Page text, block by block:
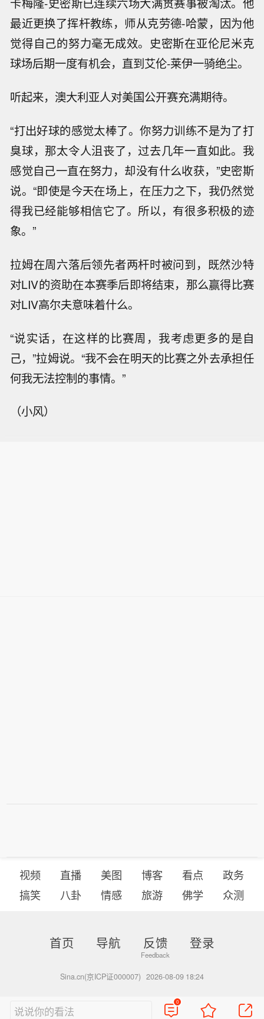
最近更换了挥杆教练，师从克劳德-哈蒙，因为他
觉得自己的努力毫无成效。史密斯在亚伦尼米克
球场后期一度有机会，直到艾伦-莱伊一骑绝尘。
听起来，澳大利亚人对美国公开赛充满期待。
“打出好球的感觉太棒了。你努力训练不是为了打
臭球，那太令人沮丧了，过去几年一直如此。我
感觉自己一直在努力，却没有什么收获，”史密斯
说。“即使是今天在场上，在压力之下，我仍然觉
得我已经能够相信它了。所以，有很多积极的迹
象。”
拉姆在周六落后领先者两杆时被问到，既然沙特
对LIV的资助在本赛季后即将结束，那么赢得比赛
对LIV高尔夫意味着什么。
“说实话，在这样的比赛周，我考虑更多的是自
己，”拉姆说。“我不会在明天的比赛之外去承担任
何我无法控制的事情。”
（小风）
视频 直播 美图 博客 看点
政务
搞笑
八卦 情感 旅游 佛学 众测
首页 导航 反馈 登录
Sina.cn(京ICP证000007) 2026-08-09 18:24
说说你的看法
0